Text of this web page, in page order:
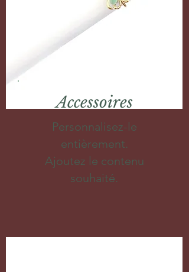
Accessoires
Personnalisez-le
entièrement.
Ajoutez le contenu
souhaité.